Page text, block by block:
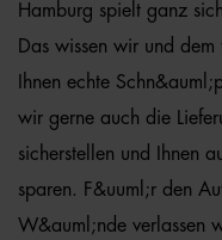
Hamburg spielt ganz
Das wissen wir und
Ihnen echte
wir gerne auch die
sicherstellen und Ihnen
sparen. F&uuml;r den
W&auml;nde verlassen